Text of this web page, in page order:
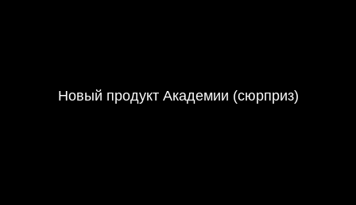
Новый продукт Академии (сюрприз)